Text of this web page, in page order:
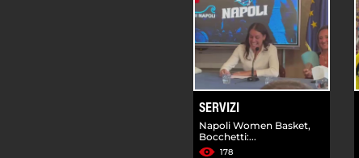
SERVIZI
Napoli Women Basket,
Bocchetti:...
178